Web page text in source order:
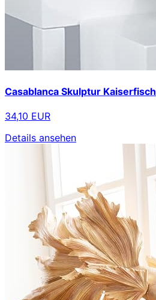
Casablanca Skulptur Kaiserfisch
34,10 EUR
Details ansehen